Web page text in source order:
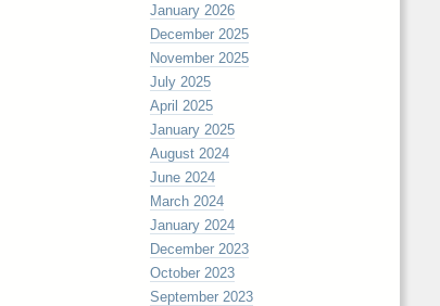
January 2026
December 2025
November 2025
July 2025
April 2025
January 2025
August 2024
June 2024
March 2024
January 2024
December 2023
October 2023
September 2023